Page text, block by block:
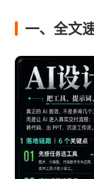
一、全文